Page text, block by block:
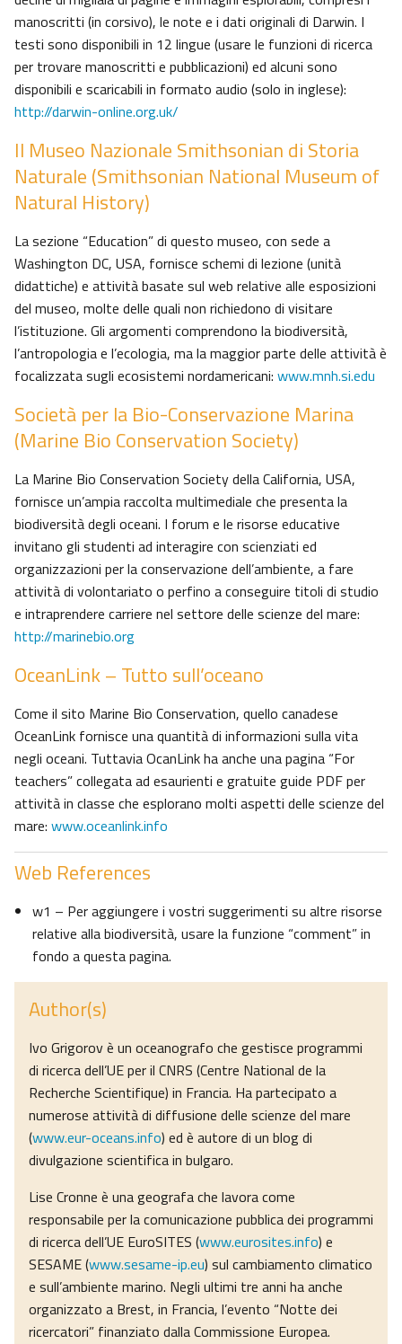
manoscritti (in corsivo), le note e i dati originali di Darwin. I
testi sono disponibili in 12 lingue (usare le funzioni di ricerca
per trovare manoscritti e pubblicazioni) ed alcuni sono
disponibili e scaricabili in formato audio (solo in inglese):
http://darwin-online.org.uk/
Il Museo Nazionale Smithsonian di Storia
Naturale (Smithsonian National Museum of
Natural History)
La sezione “Education” di questo museo, con sede a
Washington DC, USA, fornisce schemi di lezione (unità
didattiche) e attività basate sul web relative alle esposizioni
del museo, molte delle quali non richiedono di visitare
l’istituzione. Gli argomenti comprendono la biodiversità,
l’antropologia e l’ecologia, ma la maggior parte delle attività è
focalizzata sugli ecosistemi nordamericani: www.mnh.si.edu
Società per la Bio-Conservazione Marina
(Marine Bio Conservation Society)
La Marine Bio Conservation Society della California, USA,
fornisce un’ampia raccolta multimediale che presenta la
biodiversità degli oceani. I forum e le risorse educative
invitano gli studenti ad interagire con scienziati ed
organizzazioni per la conservazione dell’ambiente, a fare
attività di volontariato o perfino a conseguire titoli di studio
e intraprendere carriere nel settore delle scienze del mare:
http://marinebio.org
OceanLink – Tutto sull’oceano
Come il sito Marine Bio Conservation, quello canadese
OceanLink fornisce una quantità di informazioni sulla vita
negli oceani. Tuttavia OcanLink ha anche una pagina “For
teachers” collegata ad esaurienti e gratuite guide PDF per
attività in classe che esplorano molti aspetti delle scienze del
mare: www.oceanlink.info
Web References
w1 – Per aggiungere i vostri suggerimenti su altre risorse
relative alla biodiversità, usare la funzione “comment” in
fondo a questa pagina.
Author(s)
Ivo Grigorov è un oceanografo che gestisce programmi
di ricerca dell’UE per il CNRS (Centre National de la
Recherche Scientifique) in Francia. Ha partecipato a
numerose attività di diffusione delle scienze del mare
(www.eur-oceans.info) ed è autore di un blog di
divulgazione scientifica in bulgaro.
Lise Cronne è una geografa che lavora come
responsabile per la comunicazione pubblica dei programmi
di ricerca dell’UE EuroSITES (www.eurosites.info) e
SESAME (www.sesame-ip.eu) sul cambiamento climatico
e sull’ambiente marino. Negli ultimi tre anni ha anche
organizzato a Brest, in Francia, l’evento “Notte dei
ricercatori” finanziato dalla Commissione Europea.